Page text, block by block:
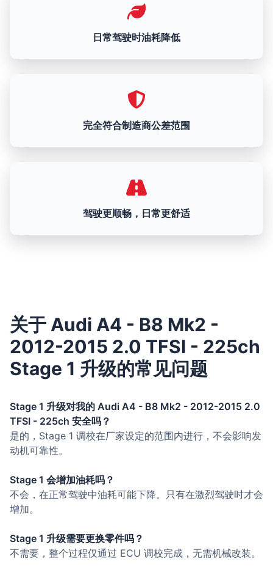
日常驾驶时油耗降低
完全符合制造商公差范围
驾驶更顺畅，日常更舒适
关于 Audi A4 - B8 Mk2 -
2012-2015 2.0 TFSI - 225ch
Stage 1 升级的常见问题
Stage 1 升级对我的 Audi A4 - B8 Mk2 - 2012-2015 2.0
TFSI - 225ch 安全吗？
是的，Stage 1 调校在厂家设定的范围内进行，不会影响发
动机可靠性。
Stage 1 会增加油耗吗？
不会，在正常驾驶中油耗可能下降。只有在激烈驾驶时才会
增加。
Stage 1 升级需要更换零件吗？
不需要，整个过程仅通过 ECU 调校完成，无需机械改装。